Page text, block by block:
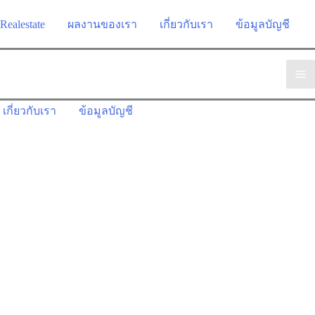
ผลงานของเรา เกี่ยวกับเรา ข้อมูลบัญชี
เกี่ยวกับเรา ข้อมูลบัญชี